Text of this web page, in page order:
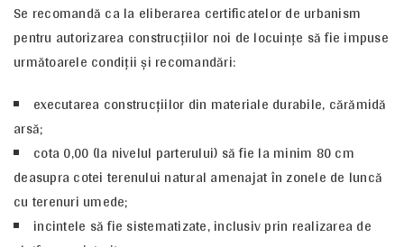
Se recomandă ca la eliberarea certificatelor de urbanism
pentru autorizarea construcţiilor noi de locuinţe să fie impuse
următoarele condiţii şi recomandări:
executarea construcţiilor din materiale durabile, cărămidă
arsă;
cota 0,00 (la nivelul parterului) să fie la minim 80 cm
deasupra cotei terenului natural amenajat în zonele de luncă
cu terenuri umede;
incintele să fie sistematizate, inclusiv prin realizarea de